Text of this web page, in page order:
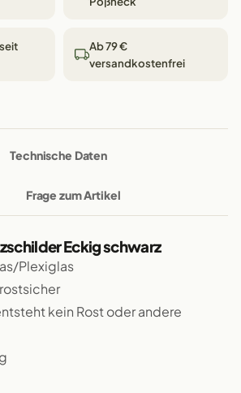
Ab 79 €
versandkostenfrei
Technische Daten
Frage zum Artikel
Eckig schwarz
Plexiglas
kein Rost oder andere